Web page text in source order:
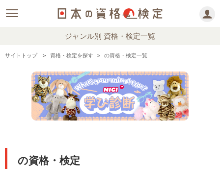
ジャンル別 資格・検定一覧
サイトトップ 資格・検定を探す の資格・検定一覧
の資格・検定